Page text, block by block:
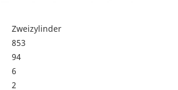
Zweizylinder
853
94
6
2